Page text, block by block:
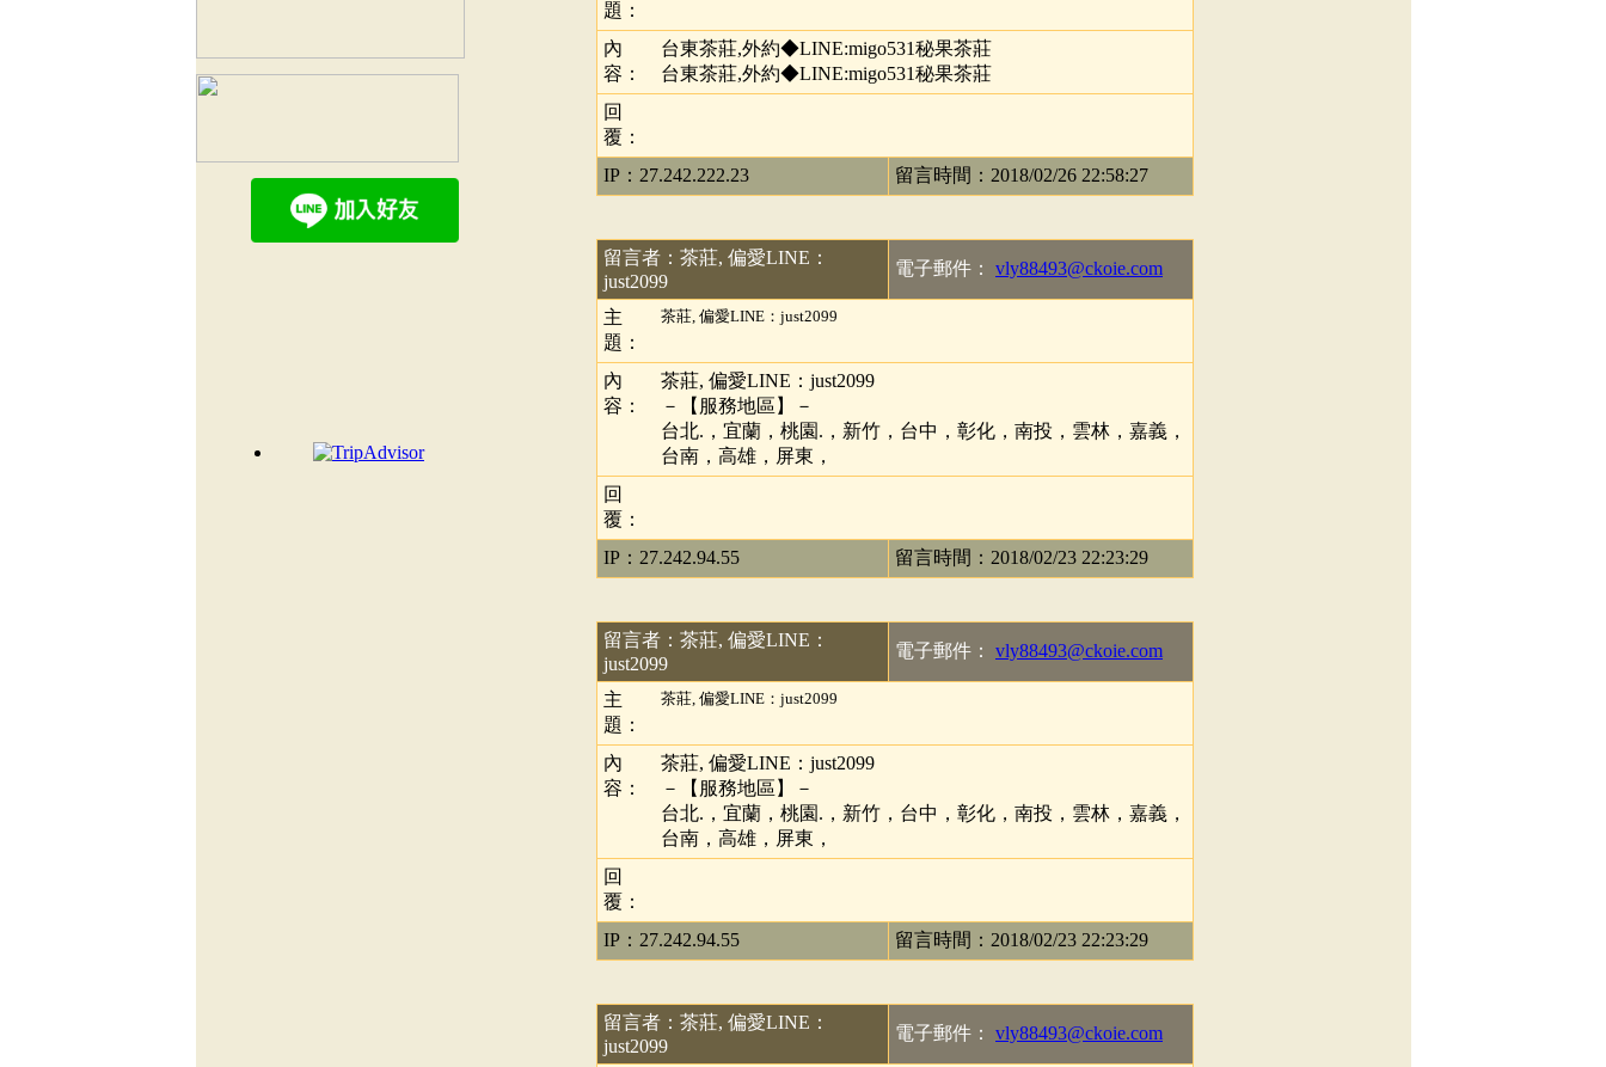
題：
內
容：
台東茶莊,外約◆LINE:migo531秘果茶莊
台東茶莊,外約◆LINE:migo531秘果茶莊
回
覆：
IP：27.242.222.23
留言時間：2018/02/26 22:58:27
留言者：茶莊, 偏愛LINE：
just2099
電子郵件： vly88493@ckoie.com
主
題：
茶莊, 偏愛LINE：just2099
內
容：
茶莊, 偏愛LINE：just2099
－【服務地區】－
台北.，宜蘭，桃園.，新竹，台中，彰化，南投，雲林，嘉義，
台南，高雄，屏東，
回
覆：
IP：27.242.94.55
留言時間：2018/02/23 22:23:29
留言者：茶莊, 偏愛LINE：
just2099
電子郵件： vly88493@ckoie.com
主
題：
茶莊, 偏愛LINE：just2099
內
容：
茶莊, 偏愛LINE：just2099
－【服務地區】－
台北.，宜蘭，桃園.，新竹，台中，彰化，南投，雲林，嘉義，
台南，高雄，屏東，
回
覆：
IP：27.242.94.55
留言時間：2018/02/23 22:23:29
留言者：茶莊, 偏愛LINE：
just2099
電子郵件： vly88493@ckoie.com